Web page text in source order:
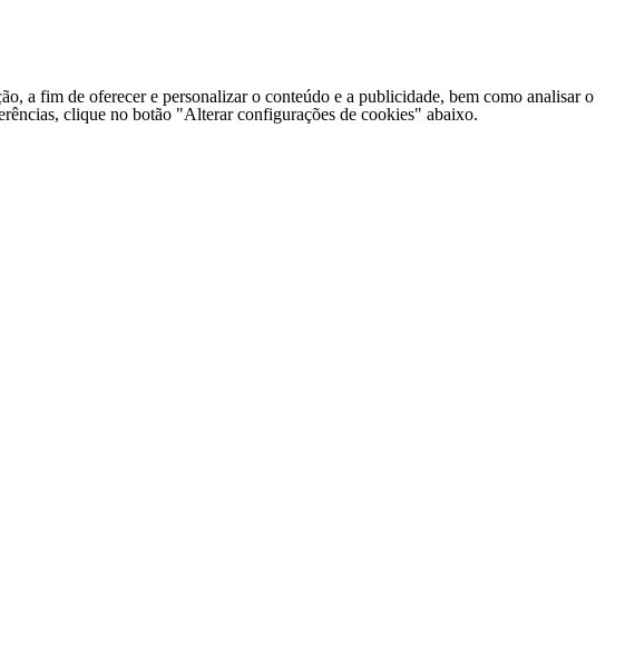
a fim de oferecer e personalizar o conteúdo e a publicidade, bem como analisar o
clique no botão "Alterar configurações de cookies" abaixo.